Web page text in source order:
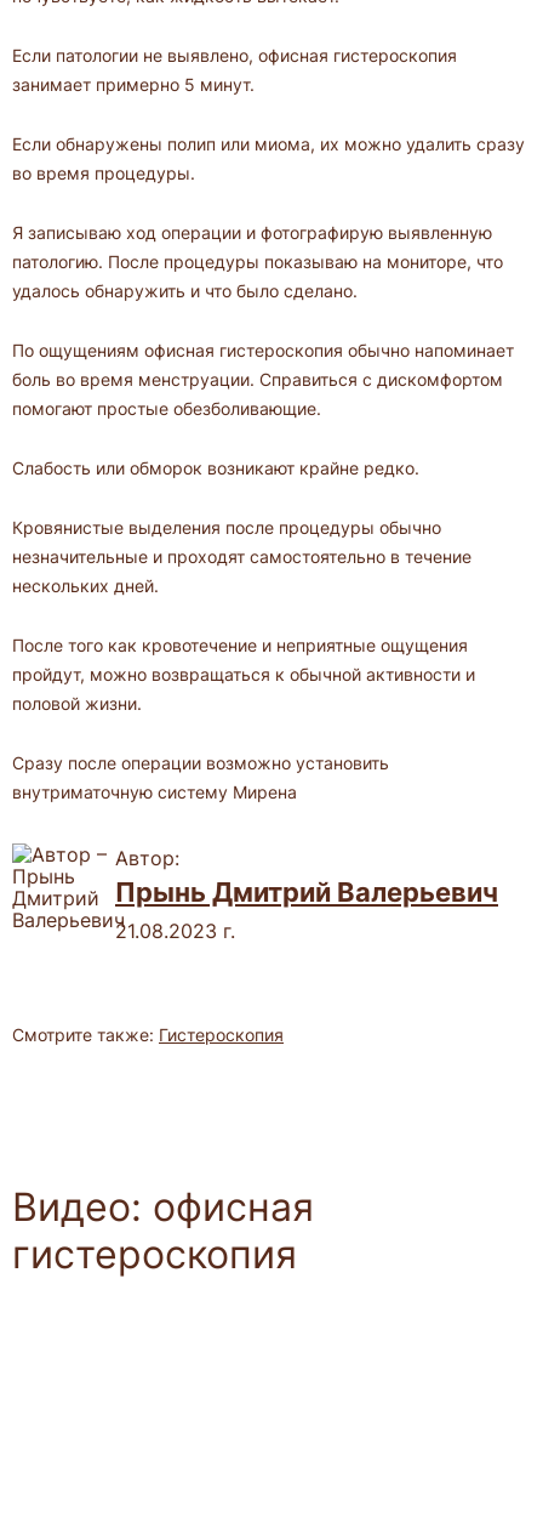
Если патологии не выявлено, офисная гистероскопия
занимает примерно 5 минут.
Если обнаружены полип или миома, их можно удалить сразу
во время процедуры.
Я записываю ход операции и фотографирую выявленную
патологию. После процедуры показываю на мониторе, что
удалось обнаружить и что было сделано.
По ощущениям офисная гистероскопия обычно напоминает
боль во время менструации. Справиться с дискомфортом
помогают простые обезболивающие.
Слабость или обморок возникают крайне редко.
Кровянистые выделения после процедуры обычно
незначительные и проходят самостоятельно в течение
нескольких дней.
После того как кровотечение и неприятные ощущения
пройдут, можно возвращаться к обычной активности и
половой жизни.
Сразу после операции возможно установить
внутриматочную систему Мирена
Автор:
Прынь Дмитрий Валерьевич
21.08.2023 г.
Смотрите также: Гистероскопия
Видео: офисная
гистероскопия